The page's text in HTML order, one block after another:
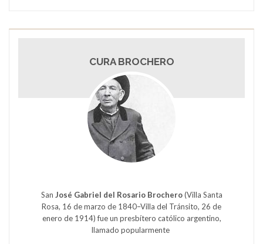
CURA BROCHERO
San José Gabriel del Rosario Brochero(Villa Santa
Rosa, 16 de marzo de 1840–Villa del Tránsito, 26 de
enero de 1914) fue un presbítero católico argentino,
llamado popularmente